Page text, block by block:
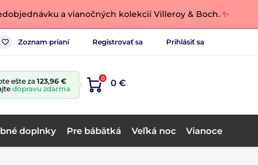
a vianočných kolekcií Villeroy & Boch. ✨
Zoznam prianí Registrovať sa Prihlásiť sa
ešte za 123,96 €
dopravu zdarma
0 0 €
doplnky Pre bábätká Veľká noc Vianoce